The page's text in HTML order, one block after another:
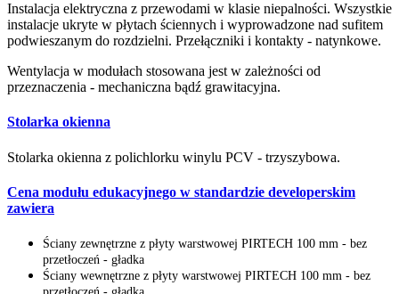
Instalacja elektryczna z przewodami w klasie niepalności. Wszystkie
instalacje ukryte w płytach ściennych i wyprowadzone nad sufitem
podwieszanym do rozdzielni. Przełączniki i kontakty - natynkowe.
Wentylacja w modułach stosowana jest w zależności od
przeznaczenia - mechaniczna bądź grawitacyjna.
Stolarka okienna
Stolarka okienna z polichlorku winylu PCV - trzyszybowa.
Cena modułu edukacyjnego w standardzie developerskim
zawiera
Ściany zewnętrzne z płyty warstwowej PIRTECH 100 mm - bez
przetłoczeń - gładka
Ściany wewnętrzne z płyty warstwowej PIRTECH 100 mm - bez